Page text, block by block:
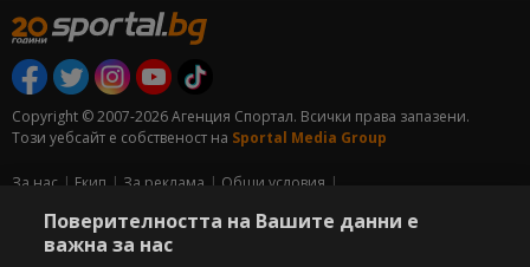
Copyright © 2007-2026 Агенция Спортал. Всички права запазени.
Този уебсайт е собственост на Sportal Media Group
За нас Екип За рекламa
Общи условия
Етични правила на НСС
Лични данни
Управление на предпочитания
Поверителността на Вашите данни е
важна за нас